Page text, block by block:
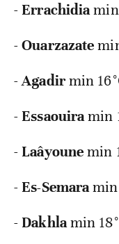
-Errachidiamin
-Ouarzazate
-Agadirmin
-Essaouiramin
-Laâyounemin
-Es-Semaramin
-Dakhlamin